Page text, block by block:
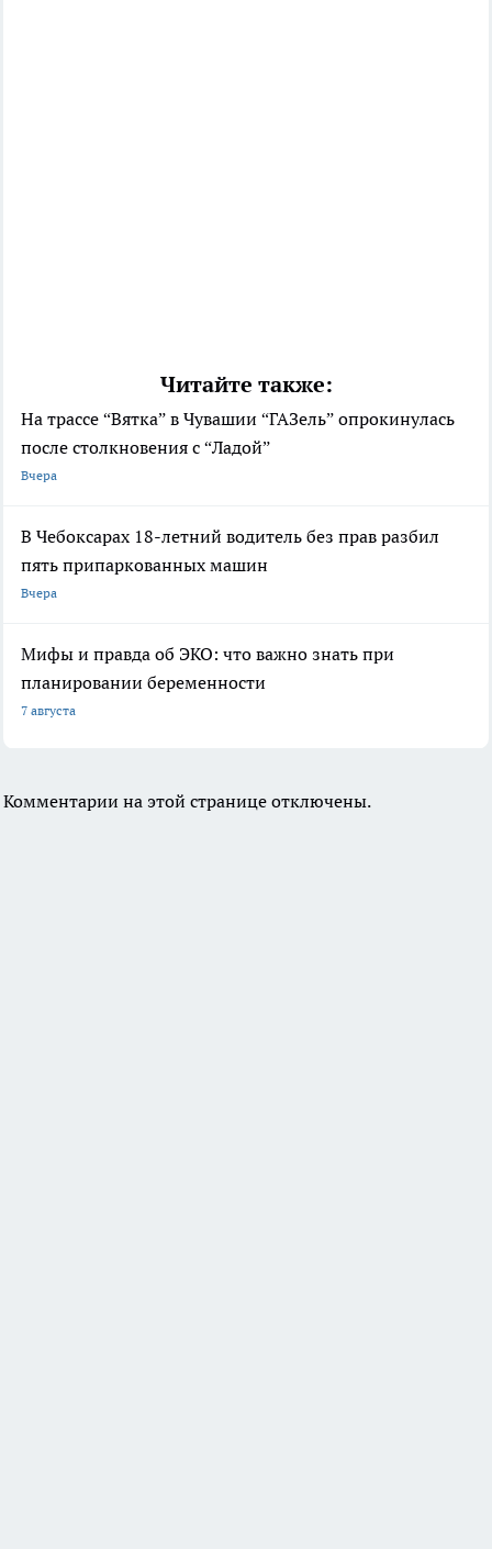
Читайте также:
На трассе “Вятка” в Чувашии “ГАЗель” опрокинулась
после столкновения с “Ладой”
Вчера
В Чебоксарах 18-летний водитель без прав разбил
пять припаркованных машин
Вчера
Мифы и правда об ЭКО: что важно знать при
планировании беременности
7 августа
Комментарии на этой странице отключены.